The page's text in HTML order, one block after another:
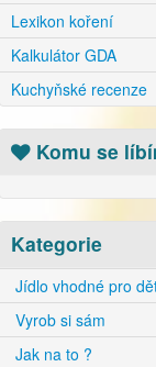
Lexikon koření
Kalkulátor GDA
Kuchyňské recenze
Komu se
Kategorie
Jídlo vhodné pro
Vyrob si sám
Jak na to ?